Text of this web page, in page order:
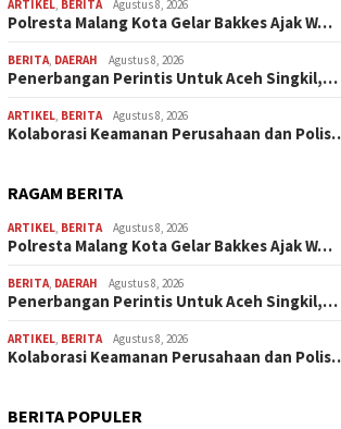
ARTIKEL BERITA Agustus 8, 2026
Polresta Malang Kota Gelar Bakkes Ajak W…
BERITA DAERAH Agustus 8, 2026
Penerbangan Perintis Untuk Aceh Singkil,…
ARTIKEL BERITA Agustus 8, 2026
Kolaborasi Keamanan Perusahaan dan
RAGAM BERITA
ARTIKEL BERITA Agustus 8, 2026
Polresta Malang Kota Gelar Bakkes Ajak W…
BERITA DAERAH Agustus 8, 2026
Penerbangan Perintis Untuk Aceh Singkil,…
ARTIKEL BERITA Agustus 8, 2026
Kolaborasi Keamanan Perusahaan dan
BERITA POPULER